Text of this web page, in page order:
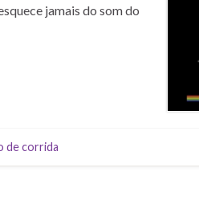
jamais do som do
de corrida